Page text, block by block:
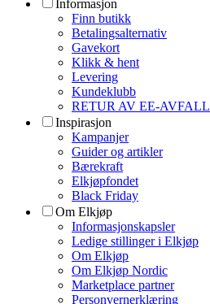
Informasjon
Finn butikk
Betalingsalternativ
Gavekort
Klikk & hent
Levering
Kundeklubb
RETUR AV EE-AVFALL
Inspirasjon
Kampanjer
Guider og artikler
Bærekraft
Elkjøpfondet
Black Friday
Om Elkjøp
Informasjonskapsler
Ledige stillinger i Elkjøp
Om Elkjøp
Om Elkjøp Nordic
Marketplace partner
Personvernerklæring